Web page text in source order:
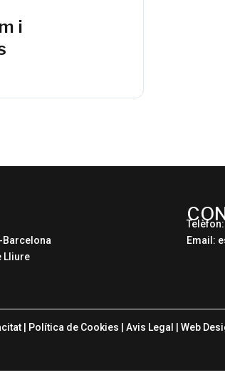
i
Barcelona
Lliure
Email:
| Política de Cookies Avis Legal | Web